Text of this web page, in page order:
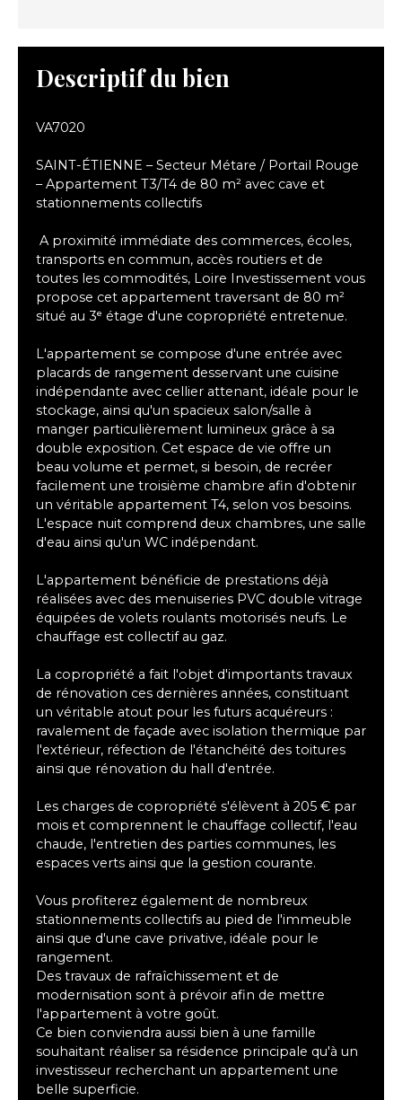
Descriptif du bien
VA7020
SAINT-ÉTIENNE – Secteur Métare / Portail Rouge
– Appartement T3/T4 de 80 m² avec cave et
stationnements collectifs
A proximité immédiate des commerces, écoles,
transports en commun, accès routiers et de
toutes les commodités, Loire Investissement vous
propose cet appartement traversant de 80 m²
situé au 3ᵉ étage d'une copropriété entretenue.
L'appartement se compose d'une entrée avec
placards de rangement desservant une cuisine
indépendante avec cellier attenant, idéale pour le
stockage, ainsi qu'un spacieux salon/salle à
manger particulièrement lumineux grâce à sa
double exposition. Cet espace de vie offre un
beau volume et permet, si besoin, de recréer
facilement une troisième chambre afin d'obtenir
un véritable appartement T4, selon vos besoins.
L'espace nuit comprend deux chambres, une salle
d'eau ainsi qu'un WC indépendant.
L'appartement bénéficie de prestations déjà
réalisées avec des menuiseries PVC double vitrage
équipées de volets roulants motorisés neufs. Le
chauffage est collectif au gaz.
La copropriété a fait l'objet d'importants travaux
de rénovation ces dernières années, constituant
un véritable atout pour les futurs acquéreurs :
ravalement de façade avec isolation thermique par
l'extérieur, réfection de l'étanchéité des toitures
ainsi que rénovation du hall d'entrée.
Les charges de copropriété s'élèvent à 205 € par
mois et comprennent le chauffage collectif, l'eau
chaude, l'entretien des parties communes, les
espaces verts ainsi que la gestion courante.
Vous profiterez également de nombreux
stationnements collectifs au pied de l'immeuble
ainsi que d'une cave privative, idéale pour le
rangement.
Des travaux de rafraîchissement et de
modernisation sont à prévoir afin de mettre
l'appartement à votre goût.
Ce bien conviendra aussi bien à une famille
souhaitant réaliser sa résidence principale qu'à un
investisseur recherchant un appartement une
belle superficie.